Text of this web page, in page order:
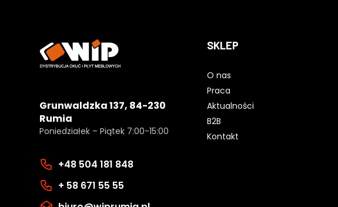
Grunwaldzka 137, 84-230
Rumia
Poniedziałek – Piątek 7:00-15:00
+48 504 181 848
+ 58 671 55 55
SKLEP
O nas
Praca
Aktualności
B2B
Kontakt